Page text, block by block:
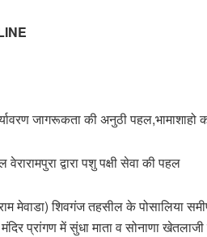
जागरूकता की अनुठी पहल,भामाशाहो
द्वारा पशु पक्षी सेवा की पहल
मेवाडा) शिवगंज तहसील के पोसालिया
प्रांगण में सुंधा माता व सोनाणा